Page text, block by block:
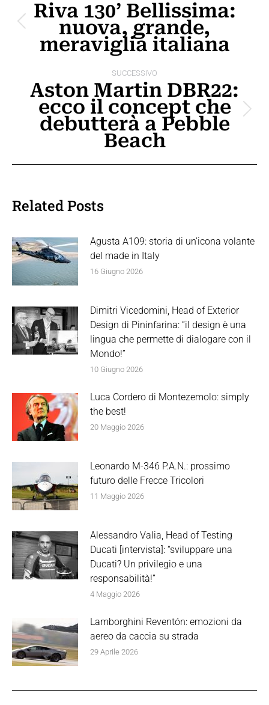
post
Post
precedente:
Riva 130’ Bellissima:
nuova, grande,
meraviglia italiana
SUCCESSIVO
Prossimo
post:
Aston Martin DBR22:
ecco il concept che
debutterà a Pebble
Beach
Related Posts
Agusta A109: storia di un’icona volante
del made in Italy
16 Giugno 2026
Dimitri Vicedomini, Head of Exterior
Design di Pininfarina: “il design è una
lingua che permette di dialogare con il
Mondo!”
10 Giugno 2026
Luca Cordero di Montezemolo: simply
the best!
20 Maggio 2026
Leonardo M-346 P.A.N.: prossimo
futuro delle Frecce Tricolori
11 Maggio 2026
Alessandro Valia, Head of Testing
Ducati [intervista]: “sviluppare una
Ducati? Un privilegio e una
responsabilità!”
4 Maggio 2026
Lamborghini Reventón: emozioni da
aereo da caccia su strada
29 Aprile 2026